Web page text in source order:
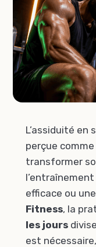
L’assiduité en
perçue
transformer
efficace ou
Fitness, la
les jours
est